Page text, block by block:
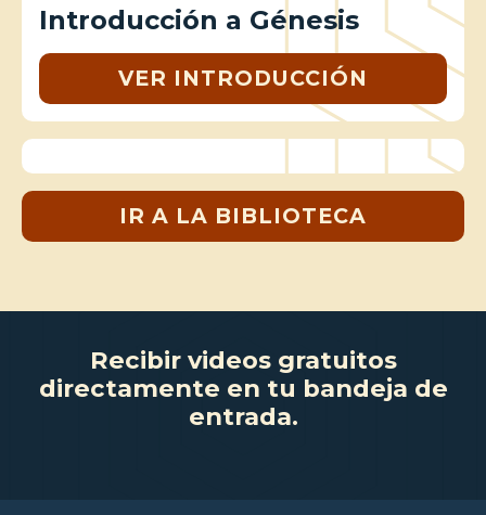
Introducción a Génesis
VER INTRODUCCIÓN
IR A LA BIBLIOTECA
Recibir videos gratuitos
directamente en tu bandeja de
entrada.